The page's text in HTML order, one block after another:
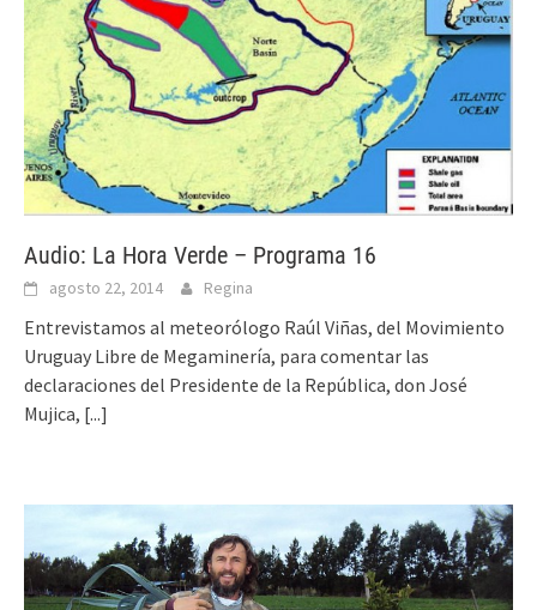
Audio: La Hora Verde – Programa 16
agosto 22, 2014 Regina
Entrevistamos al meteorólogo Raúl Viñas, del Movimiento
Uruguay Libre de Megaminería, para comentar las
declaraciones del Presidente de la República, don José
Mujica, [...]